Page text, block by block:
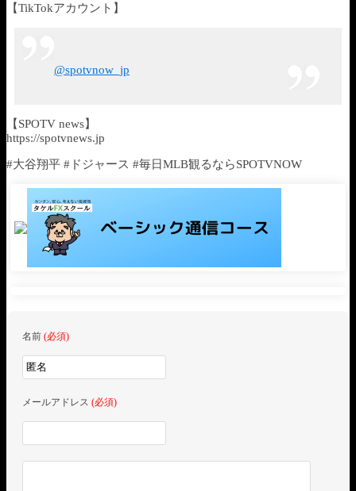
【TikTokアカウント】
@spotvnow_jp
【SPOTV news】
https://spotvnews.jp
#大谷翔平 #ドジャース #毎日MLB観るならSPOTVNOW
名前 (必須)
メールアドレス (必須)